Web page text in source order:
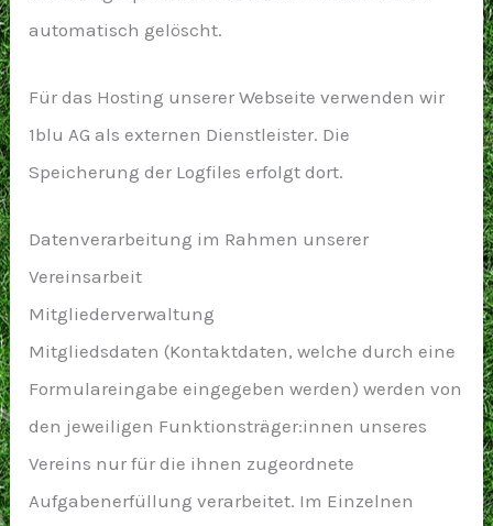
automatisch gelöscht.
Für das Hosting unserer Webseite verwenden wir
1blu AG als externen Dienstleister. Die
Speicherung der Logfiles erfolgt dort.
Datenverarbeitung im Rahmen unserer
Vereinsarbeit
Mitgliederverwaltung
Mitgliedsdaten (Kontaktdaten, welche durch eine
Formulareingabe eingegeben werden) werden von
den jeweiligen Funktionsträger:innen unseres
Vereins nur für die ihnen zugeordnete
Aufgabenerfüllung verarbeitet. Im Einzelnen